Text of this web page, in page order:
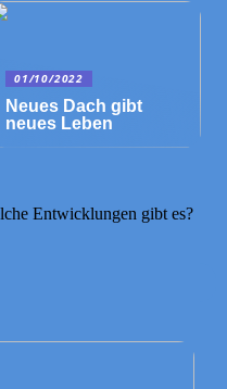
01/10/2022
Neues Dach gibt
neues Leben
Entwicklungen gibt es?